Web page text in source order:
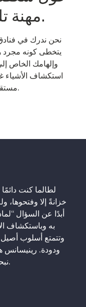
مهنة تلبي هذا الشغف.
نحن ندرك في
يتخطى كونه مجرد
وإلهامك الخاص
استكشاف الأشياء
مستقبلك المهني يبدأ من هنا.
لطالما كنت
خزانةً إلا وفتحوها،
أبدًا عن السؤال
به وباستكشاف
وتتمتع أسلوب
ودودة. رينيسانس
نبحث عن أي شخص. نحن نبحث عنك أنت.